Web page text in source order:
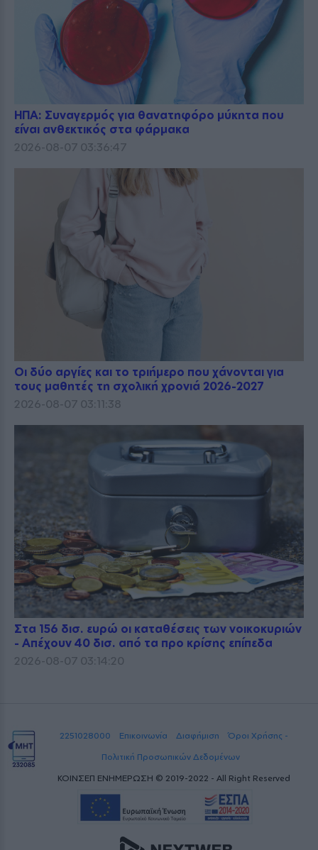
ΗΠΑ: Συναγερμός για θανατηφόρο μύκητα που
είναι ανθεκτικός στα φάρμακα
2026-08-07 03:36:47
Οι δύο αργίες και το τριήμερο που χάνονται για
τους μαθητές τη σχολική χρονιά 2026-2027
2026-08-07 03:11:38
Στα 156 δισ. ευρώ οι καταθέσεις των νοικοκυριών
- Απέχουν 40 δισ. από τα προ κρίσης επίπεδα
2026-08-07 03:14:20
2251028000 Επικοινωνία Διαφήμιση
Όροι Χρήσης -
Πολιτική Προσωπικών Δεδομένων
ΚΟΙΝΣΕΠ ΕΝΗΜΕΡΩΣΗ © 2019-2022 - All Right Reserved